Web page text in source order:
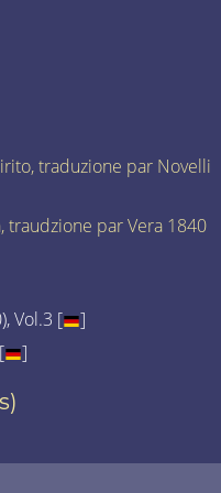
traduzione par Novelli
traudzione par Vera 1840
Vol.3 [
]
]